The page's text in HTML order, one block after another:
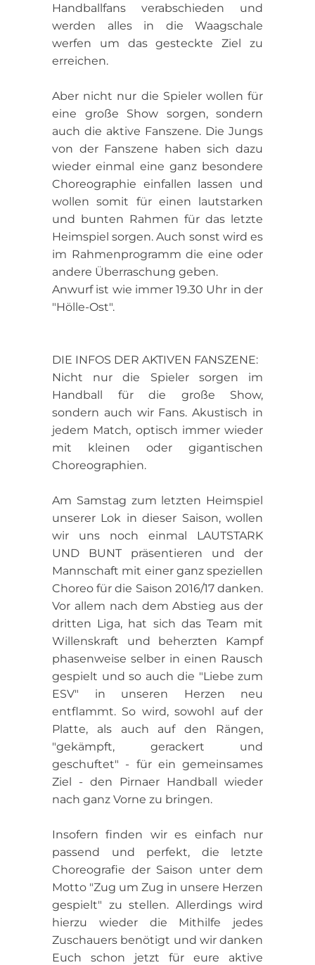
Handballfans verabschieden und
werden alles in die Waagschale
werfen um das gesteckte Ziel zu
erreichen.
Aber nicht nur die Spieler wollen für
eine große Show sorgen, sondern
auch die aktive Fanszene. Die Jungs
von der Fanszene haben sich dazu
wieder einmal eine ganz besondere
Choreographie einfallen lassen und
wollen somit für einen lautstarken
und bunten Rahmen für das letzte
Heimspiel sorgen. Auch sonst wird es
im Rahmenprogramm die eine oder
andere Überraschung geben.
Anwurf ist wie immer 19.30 Uhr in der
"Hölle-Ost".
DIE INFOS DER AKTIVEN FANSZENE:
Nicht nur die Spieler sorgen im
Handball für die große Show,
sondern auch wir Fans. Akustisch in
jedem Match, optisch immer wieder
mit kleinen oder gigantischen
Choreographien.
Am Samstag zum letzten Heimspiel
unserer Lok in dieser Saison, wollen
wir uns noch einmal LAUTSTARK
UND BUNT präsentieren und der
Mannschaft mit einer ganz speziellen
Choreo für die Saison 2016/17 danken.
Vor allem nach dem Abstieg aus der
dritten Liga, hat sich das Team mit
Willenskraft und beherzten Kampf
phasenweise selber in einen Rausch
gespielt und so auch die "Liebe zum
ESV" in unseren Herzen neu
entflammt. So wird, sowohl auf der
Platte, als auch auf den Rängen,
"gekämpft, gerackert und
geschuftet" - für ein gemeinsames
Ziel - den Pirnaer Handball wieder
nach ganz Vorne zu bringen.
Insofern finden wir es einfach nur
passend und perfekt, die letzte
Choreografie der Saison unter dem
Motto "Zug um Zug in unsere Herzen
gespielt" zu stellen. Allerdings wird
hierzu wieder die Mithilfe jedes
Zuschauers benötigt und wir danken
Euch schon jetzt für eure aktive